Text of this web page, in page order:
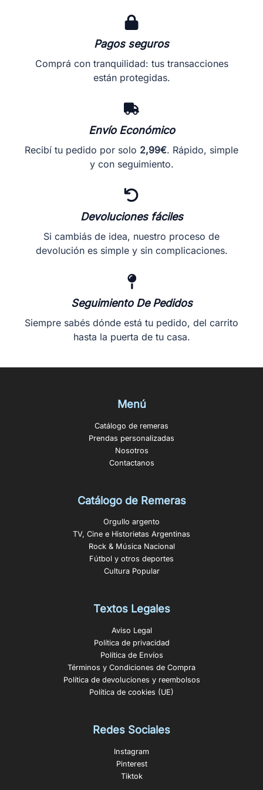
pueden
en
página
de
página
Pagos seguros
Comprá con tranquilidad: tus transacciones
están protegidas.
Envío Económico
Recibí tu pedido por solo 2,99€. Rápido, simple
y con seguimiento.
Devoluciones fáciles
Si cambiás de idea, nuestro proceso de
devolución es simple y sin complicaciones.
Seguimiento De Pedidos
Siempre sabés dónde está tu pedido, del carrito
hasta la puerta de tu casa.
Menú
Catálogo de remeras
Prendas personalizadas
Nosotros
Contactanos
Catálogo de Remeras
Orgullo argento
TV, Cine e Historietas Argentinas
Rock & Música Nacional
Fútbol y otros deportes
Cultura Popular
Textos Legales
Aviso Legal
Política de privacidad
Política de Envíos
Términos y Condiciones de Compra
Política de devoluciones y reembolsos
Política de cookies (UE)
Redes Sociales
Instagram
Pinterest
Tiktok